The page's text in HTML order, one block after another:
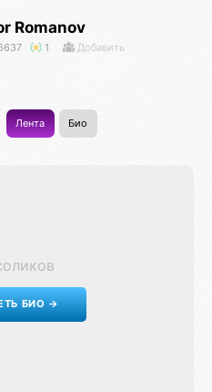
Romanov
1 Добавить
Лента Био
БИО →